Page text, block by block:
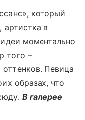
который
артистка в
моментально
того –
Певица
образах, что
В галерее